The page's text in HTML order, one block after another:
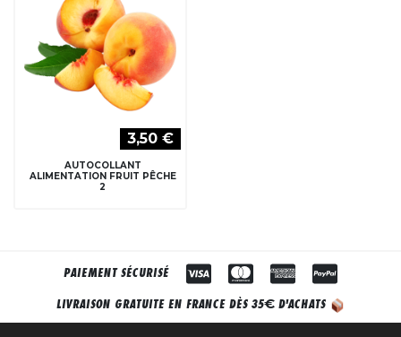
3,50 €
AUTOCOLLANT
ALIMENTATION FRUIT PÊCHE
2
PAIEMENT SÉCURISÉ
LIVRAISON GRATUITE EN FRANCE DÈS 35€ D'ACHATS